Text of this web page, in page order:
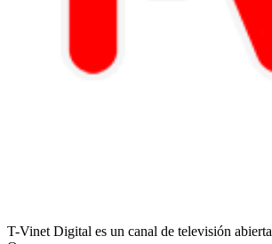
T-Vinet Digital es un canal de televisión